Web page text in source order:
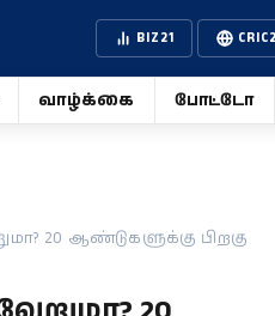
BIZ21
வாழ்க்கை போட்டோ
20 ஆண்டுகளுக்கு பிறகு